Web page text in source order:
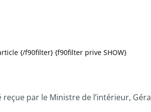
{/f90filter} {f90filter prive SHOW}
reçue par le Ministre de l’intérieur,